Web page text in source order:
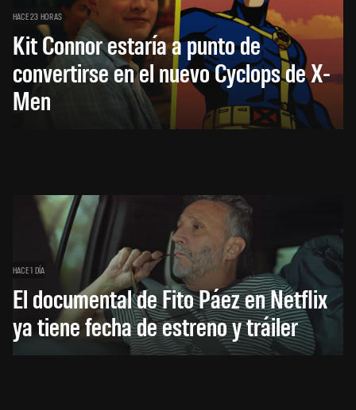
HACE 23 HORAS
Kit Connor estaría a punto de
convertirse en el nuevo Cyclops de X-
Men
HACE 1 DÍA
El documental de Fito Páez en Netflix
ya tiene fecha de estreno y tráiler